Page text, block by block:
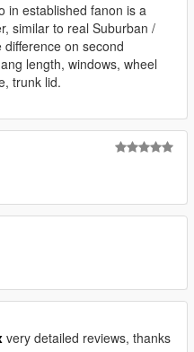
in established fanon is a
similar to real Suburban /
on second
length, windows, wheel
trunk lid.
very detailed reviews, thanks